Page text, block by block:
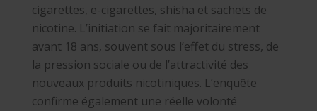
cigarettes, e-cigarettes, shisha et sachets de
nicotine. L’initiation se fait majoritairement
avant 18 ans, souvent sous l’effet du stress, de
la pression sociale ou de l’attractivité des
nouveaux produits nicotiniques. L’enquête
confirme également une réelle volonté